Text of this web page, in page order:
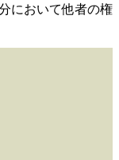
において他者の権